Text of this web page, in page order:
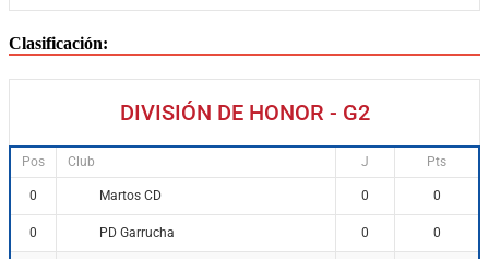
Clasificación:
DIVISIÓN DE HONOR - G2
Pos Club J Pts
0 Martos CD 0 0
0 PD Garrucha 0 0